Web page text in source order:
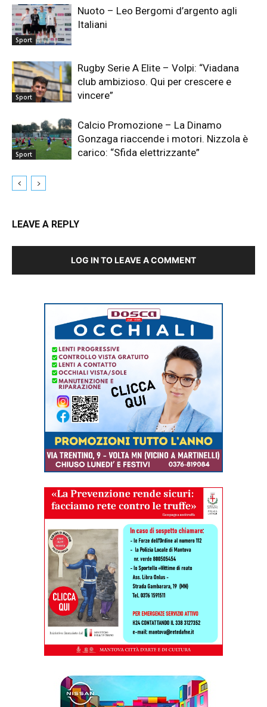
Sport
Nuoto – Leo Bergomi d’argento agli
Italiani
Sport
Rugby Serie A Elite – Volpi: “Viadana
club ambizioso. Qui per crescere e
vincere”
Sport
Calcio Promozione – La Dinamo
Gonzaga riaccende i motori. Nizzola è
carico: “Sfida elettrizzante”
LEAVE A REPLY
LOG IN TO LEAVE A COMMENT